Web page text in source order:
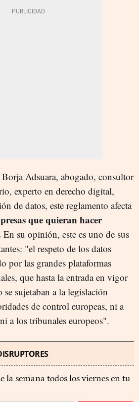
Adsuara, abogado, consultor
experto en derecho digital,
de datos, este reglamento afecta
que quieran hacer
En su opinión, este es uno de sus
"el respeto de los datos
por las grandes plataformas
que hasta la entrada en vigor
sujetaban a la legislación
de control europeas, ni a
a los tribunales europeos".
la semana todos los viernes en tu